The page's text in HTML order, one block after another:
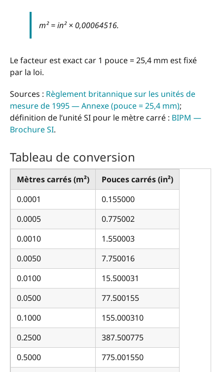
m² = in² × 0,00064516.
Le facteur est exact car 1 pouce = 25,4 mm est fixé
par la loi.
Sources : Règlement britannique sur les unités de
mesure de 1995 — Annexe (pouce = 25,4 mm);
définition de l’unité SI pour le mètre carré : BIPM —
Brochure SI.
Tableau de conversion
Mètres carrés (m²)
Pouces carrés (in²)
0.0001
0.155000
0.0005
0.775002
0.0010
1.550003
0.0050
7.750016
0.0100
15.500031
0.0500
77.500155
0.1000
155.000310
0.2500
387.500775
0.5000
775.001550